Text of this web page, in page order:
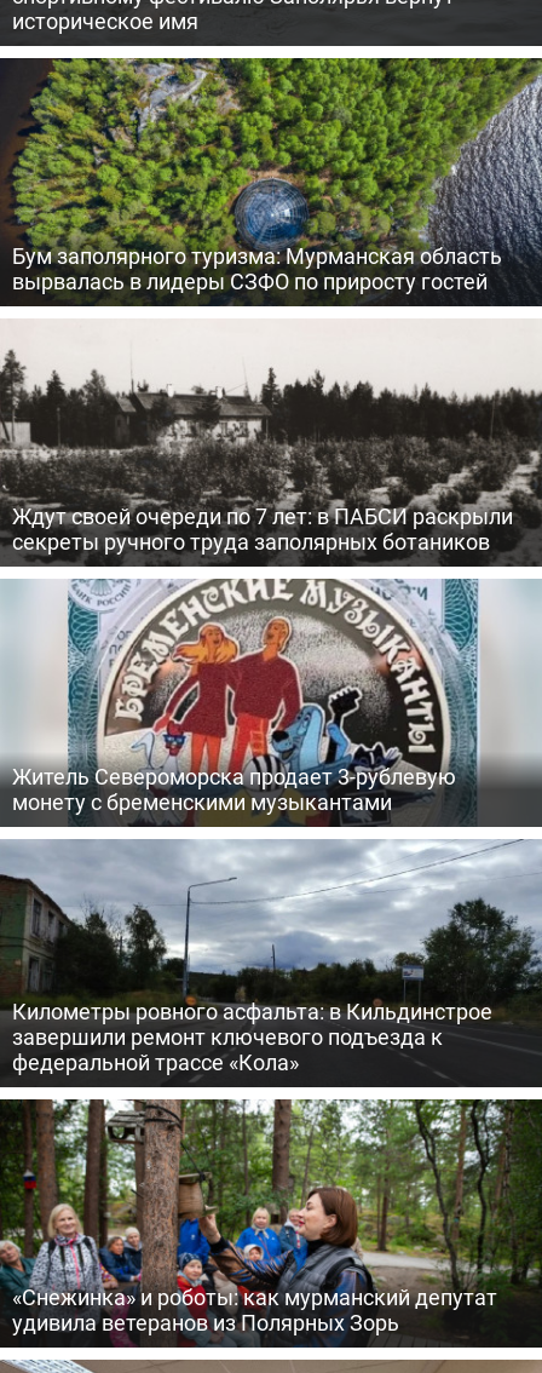
историческое имя
Бум заполярного туризма: Мурманская область
вырвалась в лидеры СЗФО по приросту гостей
Ждут своей очереди по 7 лет: в ПАБСИ раскрыли
секреты ручного труда заполярных ботаников
Житель Североморска продает 3-рублевую
монету с бременскими музыкантами
Километры ровного асфальта: в Кильдинстрое
завершили ремонт ключевого подъезда к
федеральной трассе «Кола»
«Снежинка» и роботы: как мурманский депутат
удивила ветеранов из Полярных Зорь